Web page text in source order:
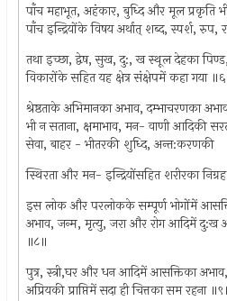
पाँच महाभूत, अहंकार, बुध्दि और मूल प्रकृति
पाँच इन्द्रियोंके विषय अर्थात् शब्द, स्पर्श,
तथा इच्छा, द्वेष, सुख, दु:, ख स्थूल देहका
विकारोंके सहित यह क्षेत्र संक्षेपमें कहा गया
श्रेष्ठताके अभिमानका अभाव, दम्भाचरणका
भी न सताना, क्षमाभाव, मन- वाणी आदिकी
सेवा, बाहर - भीतरकी शुध्दि, अन्त:करणकी
स्थिरता और मन- इन्द्रियोंसहित शरीरका
इस लोक और परलोकके सम्पूर्ण भोगोंमें
अभाव, जन्म, मृत्यु, जरा और रोग आदिमें दु:ख
॥८॥
पुत्र, स्त्री,घर और धन आदिमें आसक्तिका
अप्रियकी प्राप्तिमें सदा ही चित्तका सम रहना